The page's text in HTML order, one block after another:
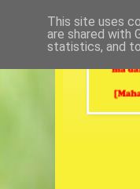
This site uses
are shared with
statistics, and